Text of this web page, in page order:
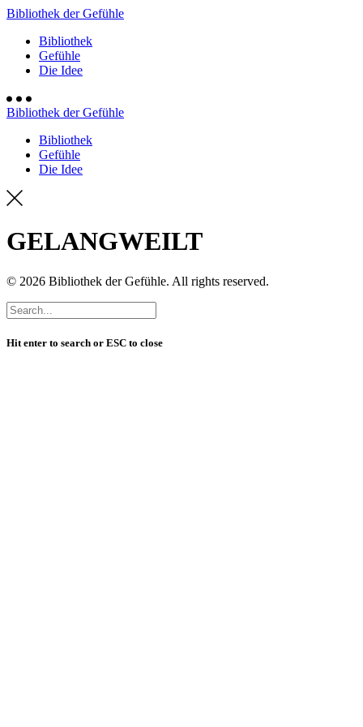
Bibliothek der Gefühle
Bibliothek
Gefühle
Die Idee
Bibliothek der Gefühle
Bibliothek
Gefühle
Die Idee
GELANGWEILT
© 2026 Bibliothek der Gefühle. All rights reserved.
Hit enter to search or ESC to close